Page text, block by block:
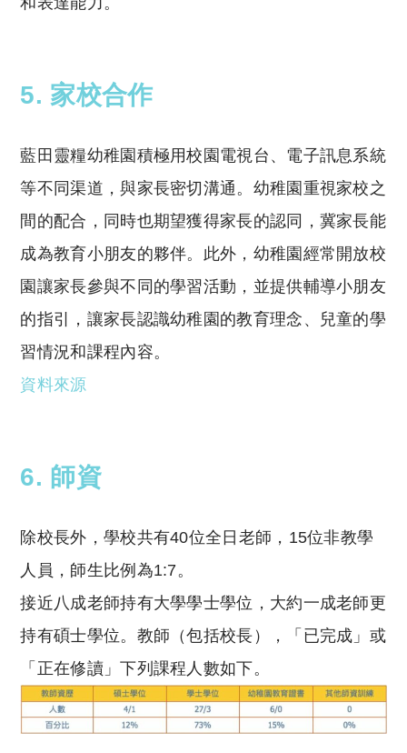
5. 家校合作
藍田靈糧幼稚園積極用校園電視台、電子訊息系統
等不同渠道，與家長密切溝通。幼稚園重視家校之
間的配合，同時也期望獲得家長的認同，冀家長能
成為教育小朋友的夥伴。此外，幼稚園經常開放校
園讓家長參與不同的學習活動，並提供輔導小朋友
的指引，讓家長認識幼稚園的教育理念、兒童的學
習情況和課程內容。
資料來源
6. 師資
除校長外，學校共有40位全日老師，15位非教學
人員，師生比例為1:7。
接近八成老師持有大學學士學位，大約一成老師更
持有碩士學位。教師（包括校長），「已完成」或
「正在修讀」下列課程人數如下。